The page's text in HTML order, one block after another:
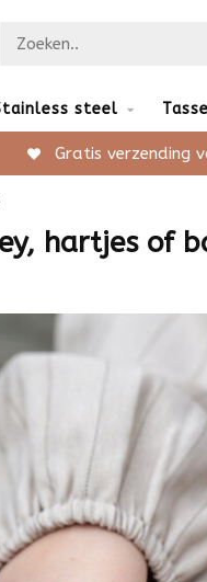
steel
Gratis verzending
hartjes of